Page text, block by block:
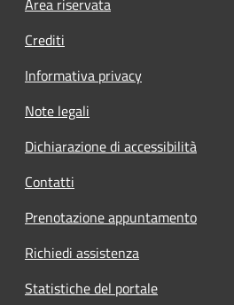
Crediti
Informativa privacy
Note legali
Dichiarazione di accessibilità
Contatti
Prenotazione appuntamento
Richiedi assistenza
Statistiche del portale